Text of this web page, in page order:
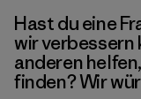
Hast du eine
wir
anderen
finden? Wir